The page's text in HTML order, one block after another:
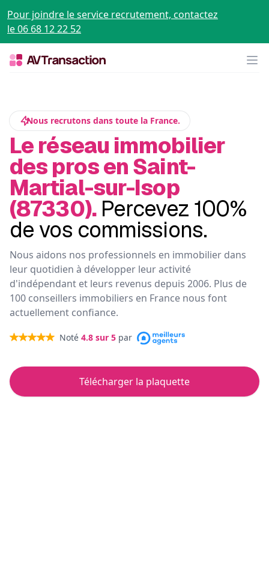
Pour joindre le service recrutement, contactez
le 06 68 12 22 52
Nous recrutons dans toute la France.
Le réseau immobilier
des pros en Saint-
Martial-sur-Isop
(87330). Percevez 100%
de vos commissions.
Nous aidons nos professionnels en immobilier dans
leur quotidien à développer leur activité
d'indépendant et leurs revenus depuis 2006. Plus de
100 conseillers immobiliers en France nous font
actuellement confiance.
Noté 4.8 sur 5 par
Télécharger la plaquette